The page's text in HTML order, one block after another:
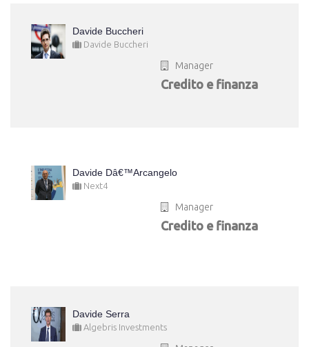
Davide Buccheri
Davide Buccheri
Manager
Credito e finanza
Davide Dâ€™Arcangelo
Next4
Manager
Credito e finanza
Davide Serra
Algebris Investments